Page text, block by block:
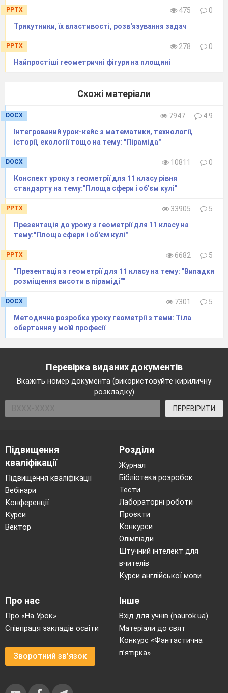
PPTX 475
0
Трикутники, їх властивості, розв'язування задач
PPTX 278
0
Найпростіші геометричні фігури на площині
Схожі матеріали
DOCX 7947
4.9
Інтегрований урок-кейс з математики, технології,
історії, екології тощо на тему: "Піраміда"
DOCX 10811
0
Конспект уроку з геометрії для 11 класу рівня
стандарту на тему:"Площа сфери і об'єм кулі"
PPTX 33905
5
Презентація до уроку з геометрії для 11 класу на
тему:"Площа сфери і об'єм кулі"
PPTX 6682
5
"Презентація з геометрії для 11 класу на тему: "Випадки
розміщення висоти в піраміді""
DOCX 7301
5
Методична розробка уроку геометрії з теми: Тіла
обертання у моїй професії
Перевірка виданих документів
Вкажіть номер документа (використовуйте кириличну
розкладку)
ПЕРЕВІРИТИ
Підвищення
кваліфікації
Підвищення кваліфікації
Вебінари
Конференції
Курси
Вектор
Розділи
Журнал
Бібліотека розробок
Тести
Лабораторні роботи
Проєкти
Конкурси
Олімпіади
Штучний інтелект для
вчителів
Курси англійської мови
Про нас
Про «На Урок»
Співпраця закладів освіти
Зворотний зв'язок
Інше
Вхід для учнів (naurok.ua)
Матеріали до свят
Конкурс «Фантастична
п’ятірка»